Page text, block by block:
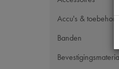
Accu's &
Banden